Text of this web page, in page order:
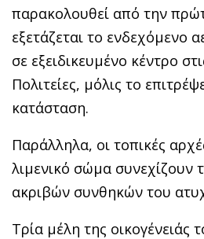
παρακολουθεί από την
εξετάζεται το ενδεχόμενο
σε εξειδικευμένο κέντρο
Πολιτείες, μόλις το
κατάσταση.
Παράλληλα, οι τοπικές
λιμενικό σώμα συνεχίζουν
ακριβών συνθηκών του
Τρία μέλη της οικογένειάς